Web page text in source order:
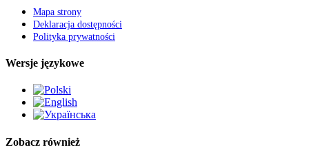
Mapa strony
Deklaracja dostępności
Polityka prywatności
Wersje językowe
Zobacz również